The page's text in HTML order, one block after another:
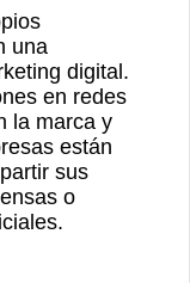
una
digital.
en redes
la marca y
están
sus
o